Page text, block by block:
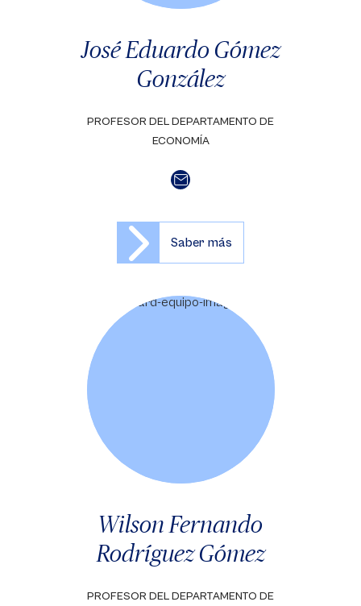
José Eduardo Gómez
González
PROFESOR DEL DEPARTAMENTO DE
ECONOMÍA
Saber más
Wilson Fernando
Rodríguez Gómez
PROFESOR DEL DEPARTAMENTO DE